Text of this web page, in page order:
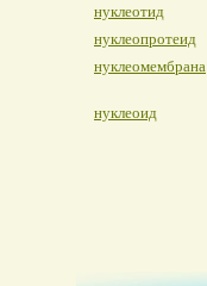
нуклеотид
нуклеопротеид
нуклеомембрана
нуклеоид